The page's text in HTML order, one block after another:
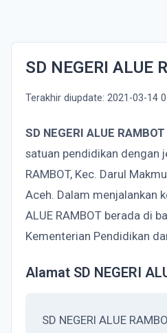
SD NEGERI ALUE
Terakhir diupdate: 2021-03-14
SD NEGERI ALUE RAMBOT
satuan pendidikan dengan
RAMBOT, Kec. Darul
Aceh. Dalam menjalankan
ALUE RAMBOT berada di
Kementerian Pendidikan
Alamat SD NEGERI
SD NEGERI ALUE